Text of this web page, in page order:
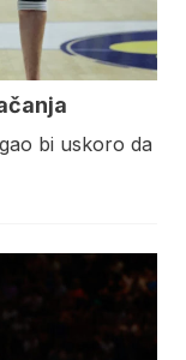
bi uskoro da